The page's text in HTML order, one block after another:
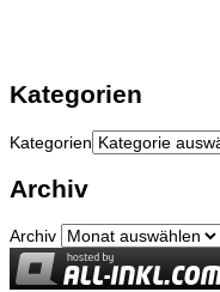
Kategorien
Kategorien
Archiv
Archiv